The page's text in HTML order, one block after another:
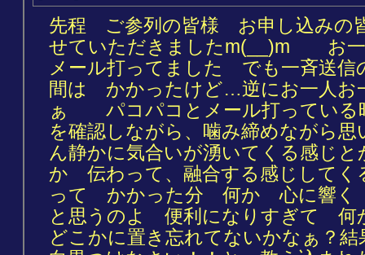
先程 ご参列の皆様 お申し込みの
せていただきましたm(__)m お
メール打ってました でも一斉送
間は かかったけど…逆にお一人お
ぁ パコパコとメール打っている
を確認しながら、噛み締めながら
ん静かに気合いが湧いてくる感じ
か 伝わって、融合する感じしてく
って かかった分 何か 心に響く
と思うのよ 便利になりすぎて
どこかに置き忘れてないかなぁ？